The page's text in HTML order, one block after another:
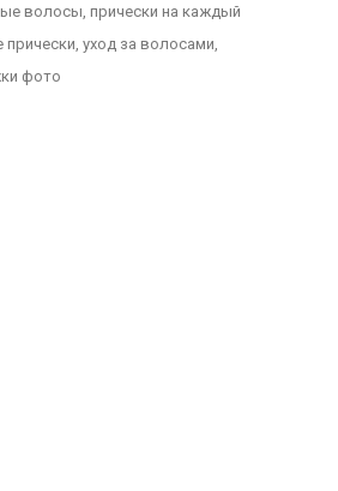
волосы, прически на каждый
прически, уход за волосами,
фото